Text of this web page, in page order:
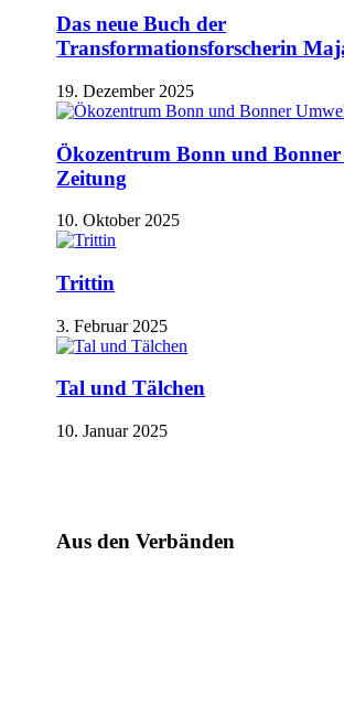
Das neue Buch der
Transformationsforscherin
19. Dezember 2025
Ökozentrum Bonn und
Zeitung
10. Oktober 2025
Trittin
3. Februar 2025
Tal und Tälchen
10. Januar 2025
Aus den Verbänden